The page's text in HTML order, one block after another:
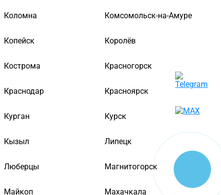
Коломна Комсомольск-на-Амуре
Копейск Королёв
Кострома Красногорск
Краснодар Красноярск
Курган Курск
Кызыл Липецк
Люберцы Магнитогорск
Майкоп Махачкала